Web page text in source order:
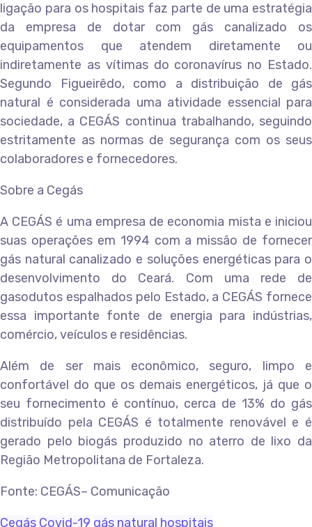
ligação para os hospitais faz parte de uma estratégia
da empresa de dotar com gás canalizado os
equipamentos que atendem diretamente ou
indiretamente as vítimas do coronavírus no Estado.
Segundo Figueirêdo, como a distribuição de gás
natural é considerada uma atividade essencial para
sociedade, a CEGÁS continua trabalhando, seguindo
estritamente as normas de segurança com os seus
colaboradores e fornecedores.
Sobre a Cegás
A CEGÁS é uma empresa de economia mista e iniciou
suas operações em 1994 com a missão de fornecer
gás natural canalizado e soluções energéticas para o
desenvolvimento do Ceará. Com uma rede de
gasodutos espalhados pelo Estado, a CEGÁS fornece
essa importante fonte de energia para indústrias,
comércio, veículos e residências.
Além de ser mais econômico, seguro, limpo e
confortável do que os demais energéticos, já que o
seu fornecimento é contínuo, cerca de 13% do gás
distribuído pela CEGÁS é totalmente renovável e é
gerado pelo biogás produzido no aterro de lixo da
Região Metropolitana de Fortaleza.
Fonte: CEGÁS– Comunicação
Cegás Covid-19 gás natural hospitais